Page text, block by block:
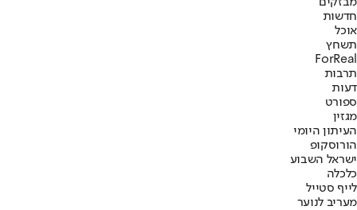
חדשות
אוכל
תשחץ
ForReal
תרבות
דעות
ספורט
מגזין
העיתון היומי
הורוסקופ
ישראל השבוע
כלכלה
לייף סטייל
מעריב לנוער